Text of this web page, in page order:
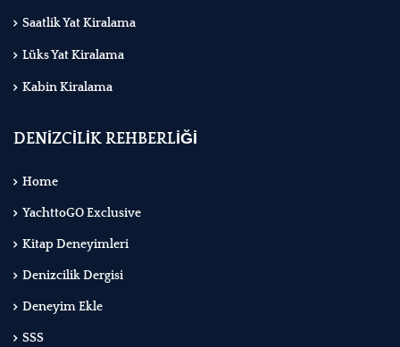
Saatlik Yat Kiralama
Lüks Yat Kiralama
Kabin Kiralama
DENİZCİLİK REHBERLİĞİ
Home
YachttoGO Exclusive
Kitap Deneyimleri
Denizcilik Dergisi
Deneyim Ekle
SSS